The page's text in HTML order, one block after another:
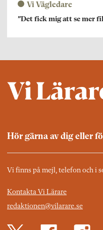
Vi Vägledare
”Det fick mig att se mer
Hör gärna av dig eller
Vi finns på mejl, telefon och i
Kontakta Vi Lärare
redaktionen@vilarare.se